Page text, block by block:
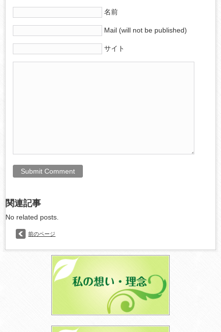
名前
Mail (will not be published)
サイト
関連記事
No related posts.
前のページ